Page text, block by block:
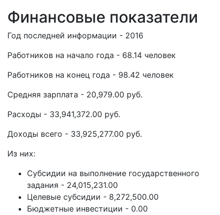
Финансовые показатели
Год последней информации - 2016
Работников на начало года - 68.14 человек
Работников на конец года - 98.42 человек
Средняя зарплата - 20,979.00 руб.
Расходы - 33,941,372.00 руб.
Доходы всего - 33,925,277.00 руб.
Из них:
Субсидии на выполнение государственного
задания - 24,015,231.00
Целевые субсидии - 8,272,500.00
Бюджетные инвестиции - 0.00